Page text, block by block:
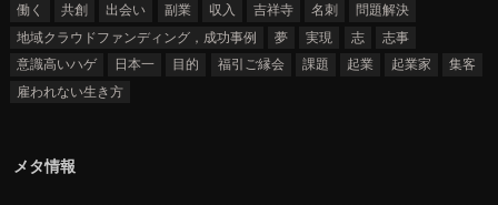
働く
共創 出会い 副業 収入 吉祥寺 名刺
問題解決
地域クラウドファンディング，成功事例
夢 実現 志
志事
意識高いハゲ
日本一 目的 福引ご縁会 課題 起業 起業家
集客
雇われない生き方
メタ情報